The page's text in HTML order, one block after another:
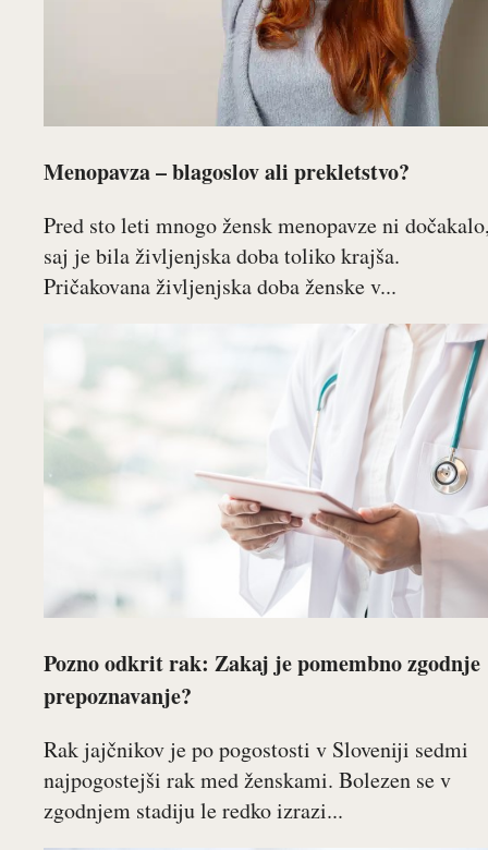
Menopavza – blagoslov ali prekletstvo?
Pred sto leti mnogo žensk menopavze ni
saj je bila življenjska doba toliko krajša.
Pričakovana življenjska doba ženske v...
Pozno odkrit rak: Zakaj je pomembno zgodnje
prepoznavanje?
Rak jajčnikov je po pogostosti v Sloveniji sedmi
najpogostejši rak med ženskami. Bolezen se v
zgodnjem stadiju le redko izrazi...